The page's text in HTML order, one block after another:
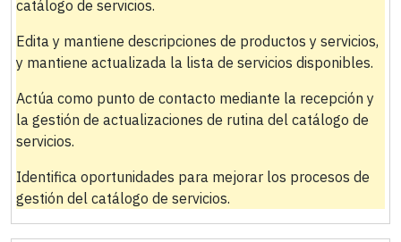
catálogo de servicios.
Edita y mantiene descripciones de productos y servicios,
y mantiene actualizada la lista de servicios disponibles.
Actúa como punto de contacto mediante la recepción y
la gestión de actualizaciones de rutina del catálogo de
servicios.
Identifica oportunidades para mejorar los procesos de
gestión del catálogo de servicios.